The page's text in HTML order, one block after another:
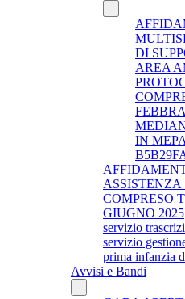
DI
AREA
IN
ASSISTENZA
COMPRESO
GIUGNO 2025
servizio
servizio
prima infanzia
Avvisi e Bandi